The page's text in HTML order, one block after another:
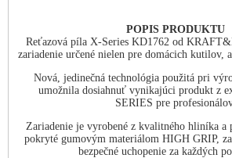
POPIS PRODUKTU
Reťazová píla X-Series KD1762 od
zariadenie určené nielen pre domácich kutilov,
Nová, jedinečná technológia použitá pri
umožnila dosiahnuť vynikajúci produkt z
SERIES pre
Zariadenie je vyrobené z kvalitného hliníka a
pokryté gumovým materiálom HIGH GRIP,
bezpečné uchopenie za každých